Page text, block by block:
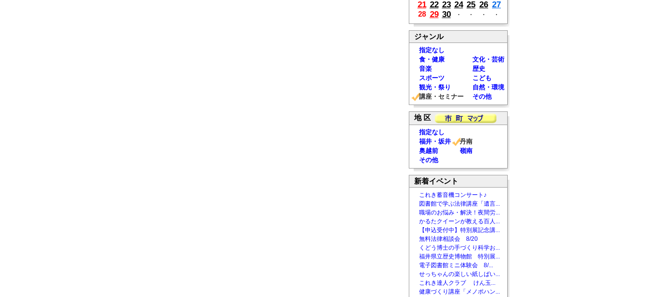
21 22 23 24 25 26 27
28 29 30 ・ ・ ・ ・
ジャンル
指定なし
食・健康
文化・芸術
音楽
歴史
スポーツ
こども
観光・祭り
自然・環境
講座・セミナー
その他
地 区
指定なし
福井・坂井
丹南
奥越前
嶺南
その他
新着イベント
これき蓄音機コンサート♪
図書館で学ぶ法律講座「遺言...
職場のお悩み・解決！夜間労...
かるたクイーンが教える百人...
【申込受付中】特別展記念講...
無料法律相談会 8/20
くどう博士の手づくり科学お...
福井県立歴史博物館 特別展...
電子図書館ミニ体験会 8/...
せっちゃんの楽しい紙しばい...
これき達人クラブ けん玉...
健康づくり講座「メノポハン...